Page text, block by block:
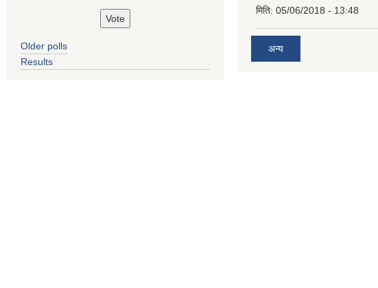
Older polls
Results
मिति: 05/06/2018 - 13:48
अन्य